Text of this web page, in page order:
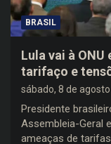
BRASIL
Lula vai à ONU
tarifaço e
sábado, 8 de
Presidente
Assembleia-Geral
ameaças de